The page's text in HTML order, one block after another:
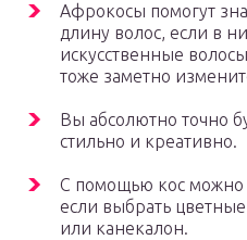
Афрокосы помогут
длину волос, если в
искусственные
тоже заметно
Вы абсолютно точно
стильно и креативно.
С помощью кос можно
если выбрать
или канекалон.